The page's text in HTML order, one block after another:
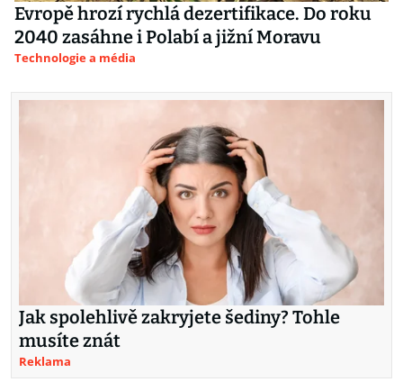
Evropě hrozí rychlá dezertifikace. Do roku
2040 zasáhne i Polabí a jižní Moravu
Technologie a média
Jak spolehlivě zakryjete šediny? Tohle
musíte znát
Reklama